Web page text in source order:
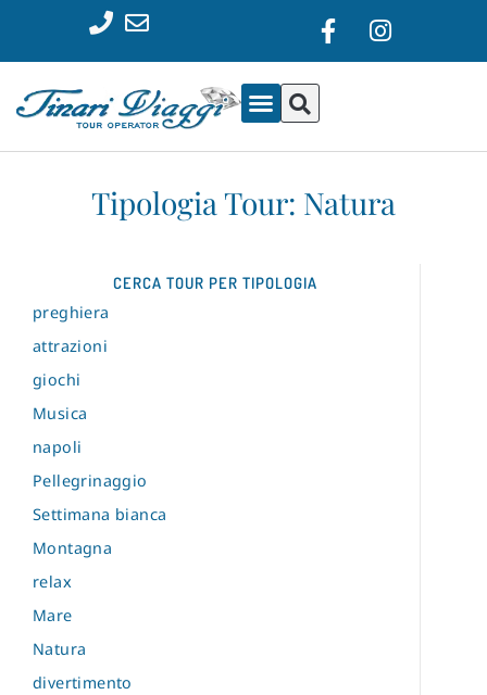
Tipologia Tour: Natura
CERCA TOUR PER TIPOLOGIA
preghiera
attrazioni
giochi
Musica
napoli
Pellegrinaggio
Settimana bianca
Montagna
relax
Mare
Natura
divertimento